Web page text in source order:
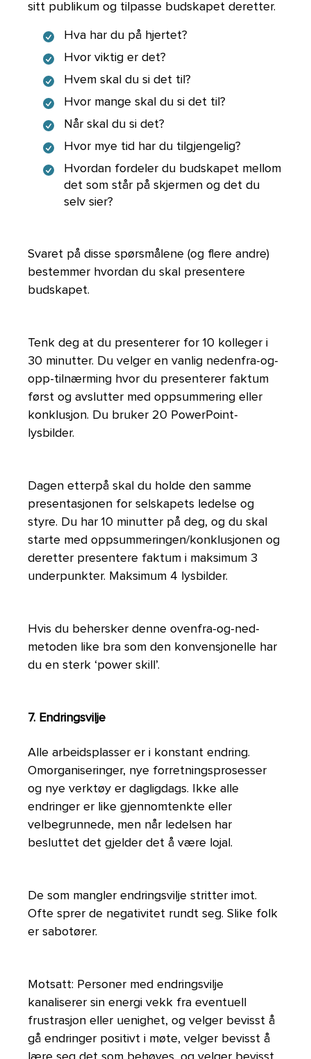
sitt publikum og tilpasse budskapet deretter.
Hva har du på hjertet?
Hvor viktig er det?
Hvem skal du si det til?
Hvor mange skal du si det til?
Når skal du si det?
Hvor mye tid har du tilgjengelig?
Hvordan fordeler du budskapet mellom
det som står på skjermen og det du
selv sier?
Svaret på disse spørsmålene (og flere andre)
bestemmer hvordan du skal presentere
budskapet.
Tenk deg at du presenterer for 10 kolleger i
30 minutter. Du velger en vanlig nedenfra-og-
opp-tilnærming hvor du presenterer faktum
først og avslutter med oppsummering eller
konklusjon. Du bruker 20 PowerPoint-
lysbilder.
Dagen etterpå skal du holde den samme
presentasjonen for selskapets ledelse og
styre. Du har 10 minutter på deg, og du skal
starte med oppsummeringen/konklusjonen og
deretter presentere faktum i maksimum 3
underpunkter. Maksimum 4 lysbilder.
Hvis du behersker denne ovenfra-og-ned-
metoden like bra som den konvensjonelle har
du en sterk ‘power skill’.
7. Endringsvilje
Alle arbeidsplasser er i konstant endring.
Omorganiseringer, nye forretningsprosesser
og nye verktøy er dagligdags. Ikke alle
endringer er like gjennomtenkte eller
velbegrunnede, men når ledelsen har
besluttet det gjelder det å være lojal.
De som mangler endringsvilje stritter imot.
Ofte sprer de negativitet rundt seg. Slike folk
er sabotører.
Motsatt: Personer med endringsvilje
kanaliserer sin energi vekk fra eventuell
frustrasjon eller uenighet, og velger bevisst å
gå endringer positivt i møte, velger bevisst å